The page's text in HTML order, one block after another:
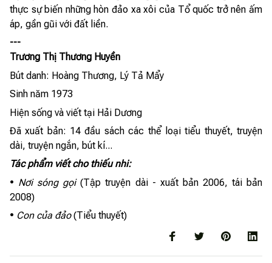
thực sự biến những hòn đảo xa xôi của Tổ quốc trở nên ấm
áp, gần gũi với đất liền.
---
Trương Thị Thương Huyền
Bút danh: Hoàng Thương, Lý Tả Mẩy
Sinh năm 1973
Hiện sống và viết tại Hải Dương
Đã xuất bản: 14 đầu sách các thể loại tiểu thuyết, truyện
dài, truyện ngắn, bút kí...
Tác phẩm viết cho thiếu nhi:
• Nơi sóng gọi(Tập truyện dài - xuất bản 2006, tái bản
2008)
• Con của đảo(Tiểu thuyết)